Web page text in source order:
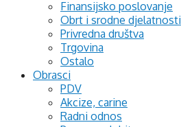
Finansijsko poslovanje
Obrt i srodne djelatnosti
Privredna društva
Trgovina
Ostalo
Obrasci
PDV
Akcize, carine
Radni odnos